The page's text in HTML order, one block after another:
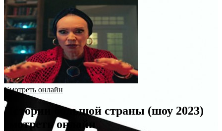
Смотреть онлайн
Истории большой страны (шоу 2023)
смотреть онлайн